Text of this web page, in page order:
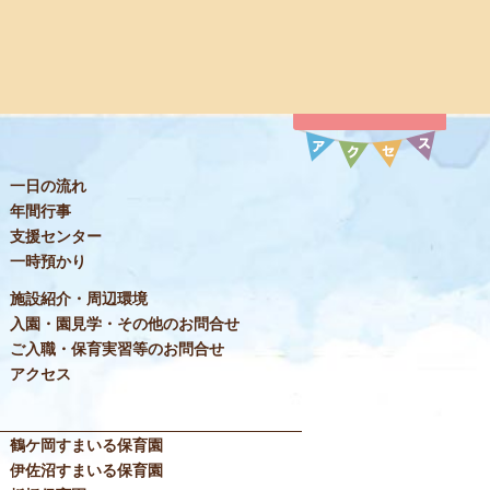
一日の流れ
年間行事
支援センター
一時預かり
施設紹介・周辺環境
入園・園見学・その他のお問合せ
ご入職・保育実習等のお問合せ
アクセス
鶴ケ岡すまいる保育園
伊佐沼すまいる保育園